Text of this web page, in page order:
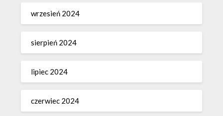
wrzesień 2024
sierpień 2024
lipiec 2024
czerwiec 2024